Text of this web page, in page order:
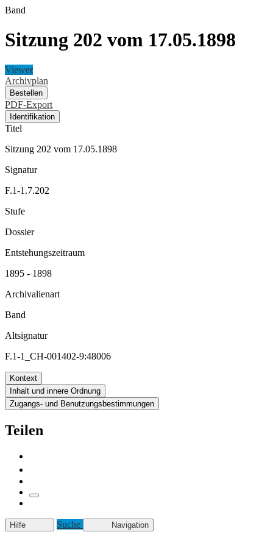
Band
Sitzung 202 vom 17.05.1898
Viewer
Archivplan
Bestellen
PDF-Export
Identifikation
Titel
Sitzung 202 vom 17.05.1898
Signatur
F.1-1.7.202
Stufe
Dossier
Entstehungszeitraum
1895 - 1898
Archivalienart
Band
Altsignatur
F.1-1_CH-001402-9:48006
Kontext
Inhalt und innere Ordnung
Zugangs- und Benutzungsbestimmungen
Teilen
Hilfe Suche Navigation